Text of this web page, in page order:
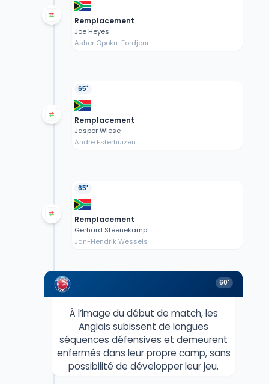
Remplacement
Joe Heyes
Asher Opoku-Fordjour
65'
Remplacement
Jasper Wiese
Andre Esterhuizen
65'
Remplacement
Gerhard Steenekamp
Jan-Hendrik Wessels
60'
À l’image du début de match, les
Anglais subissent de longues
séquences défensives et demeurent
enfermés dans leur propre camp, sans
possibilité de développer leur jeu.